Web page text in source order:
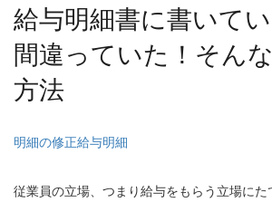
給与明細書に書いて
間違っていた！そん
方法
明細の修正給与明細
従業員の立場、つまり給与をもらう立場にた